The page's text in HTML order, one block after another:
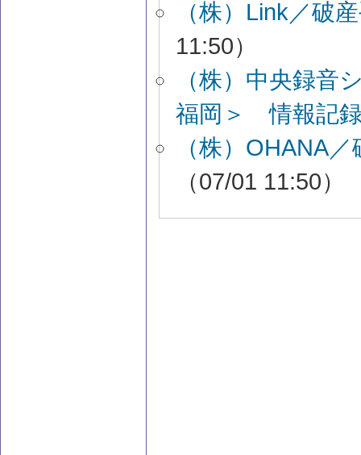
（株）Link／破
11:50）
（株）中央録
福岡＞ 情報記
（株）OHANA
（07/01 11:50）